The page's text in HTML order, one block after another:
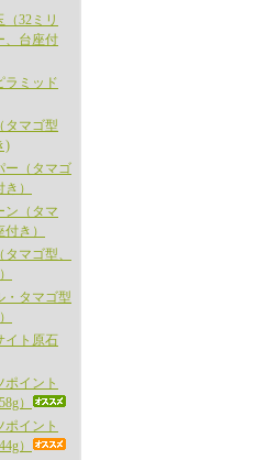
32ミリ
、台座付
ラミッド
タマゴ型
)
ー（タマゴ
）
ン（タマ
き）
マゴ型、
・タマゴ型
イト原石
ポイント
）
ポイント
）